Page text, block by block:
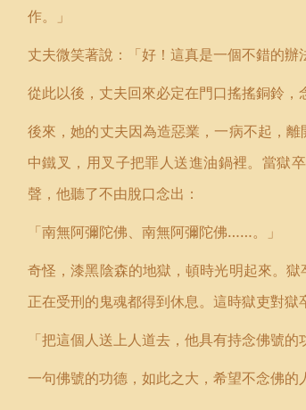
作。」
丈夫微笑著說：「好！這真是一個不錯的辦
從此以後，丈夫回來必定在門口搖搖銅鈴，
後來，她的丈夫因為造惡業，一病不起，
中鐵叉，用叉子把罪人送進油鍋裡。當獄
聲，他聽了不由脫口念出：
「南無阿彌陀佛、南無阿彌陀佛……。」
奇怪，漆黑陰森的地獄，頓時光明起來。
正在受刑的鬼魂都得到休息。這時獄吏對獄
「把這個人送上人道去，他具有持念佛號
一句佛號的功德，如此之大，希望不念佛的